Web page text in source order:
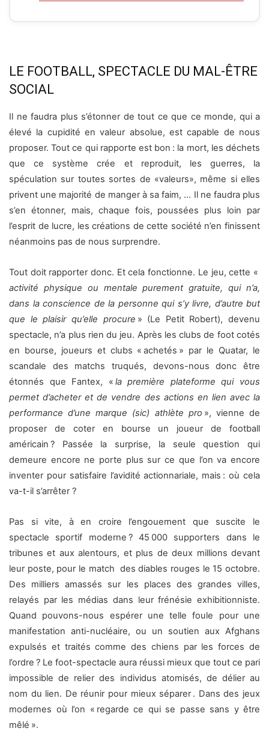
LE FOOTBALL, SPECTACLE DU MAL-ÊTRE
SOCIAL
Il ne faudra plus s’étonner de tout ce que ce monde, qui a
élevé la cupidité en valeur absolue, est capable de nous
proposer. Tout ce qui rapporte est bon : la mort, les déchets
que ce système crée et reproduit, les guerres, la
spéculation sur toutes sortes de «valeurs», même si elles
privent une majorité de manger à sa faim, … Il ne faudra plus
s’en étonner, mais, chaque fois, poussées plus loin par
l’esprit de lucre, les créations de cette société n’en finissent
néanmoins pas de nous surprendre.
Tout doit rapporter donc. Et cela fonctionne. Le jeu, cette «
activité physique ou mentale purement gratuite, qui n’a,
dans la conscience de la personne qui s’y livre, d’autre but
que le plaisir qu’elle procure » (Le Petit Robert), devenu
spectacle, n’a plus rien du jeu. Après les clubs de foot cotés
en bourse, joueurs et clubs « achetés » par le Quatar, le
scandale des matchs truqués, devons-nous donc être
étonnés que Fantex, « la première plateforme qui vous
permet d’acheter et de vendre des actions en lien avec la
performance d’une marque (sic) athlète pro », vienne de
proposer de coter en bourse un joueur de football
américain ? Passée la surprise, la seule question qui
demeure encore ne porte plus sur ce que l’on va encore
inventer pour satisfaire l’avidité actionnariale, mais : où cela
va-t-il s’arrêter ?
Pas si vite, à en croire l’engouement que suscite le
spectacle sportif moderne ? 45 000 supporters dans le
tribunes et aux alentours, et plus de deux millions devant
leur poste, pour le match des diables rouges le 15 octobre.
Des milliers amassés sur les places des grandes villes,
relayés par les médias dans leur frénésie exhibitionniste.
Quand pouvons-nous espérer une telle foule pour une
manifestation anti-nucléaire, ou un soutien aux Afghans
expulsés et traités comme des chiens par les forces de
l’ordre ? Le foot-spectacle aura réussi mieux que tout ce pari
impossible de relier des individus atomisés, de délier au
nom du lien. De réunir pour mieux séparer . Dans des jeux
modernes où l’on « regarde ce qui se passe sans y être
mêlé ».